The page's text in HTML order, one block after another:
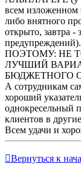
всем изложенном
либо внятного
открыто, завтра
предупреждений).
ПОЭТОМУ: НЕ
ЛУЧШИЙ
БЮДЖЕТНОГО
А сотрудникам
хороший
однокресельный
клиентов в
Всем удачи и
Вернуться к